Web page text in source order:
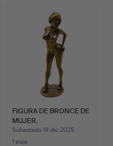
FIGURA DE BRONCE DE
MUJER.
Subastado 18 dic 2025
1 puja